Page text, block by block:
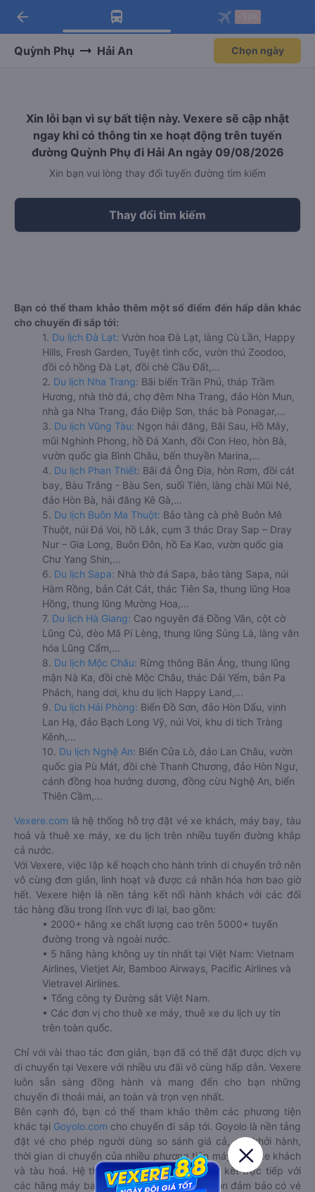
Tải app Vexere ngay!
Nhận ưu đãi thành viên độc
Mở app
Tải app Vexere
-30k/ghế khi đặt vé máy bay qua
Mở app
arrow_back
Quỳnh Phụ Hải An Chọn ngày
Xin lỗi bạn vì sự bất tiện này. Vexere sẽ cập nhật
ngay khi có thông tin xe hoạt động trên tuyến
đường Quỳnh Phụ đi Hải An ngày 09/08/2026
Xin bạn vui lòng thay đổi tuyến đường tìm kiếm
Thay đổi tìm kiếm
Bạn có thể tham khảo thêm một số điểm đến hấp dẫn khác
cho chuyến đi sắp tới:
1. Du lịch Đà Lạt: Vườn hoa Đà Lạt, làng Cù Lần, Happy
Hills, Fresh Garden, Tuyệt tình cốc, vườn thú Zoodoo,
đồi cỏ hồng Đà Lạt, đồi chè Cầu Đất,...
2. Du lịch Nha Trang: Bãi biển Trần Phú, tháp Trầm
Hương, nhà thờ đá, chợ đêm Nha Trang, đảo Hòn Mun,
nhà ga Nha Trang, đảo Điệp Sơn, thác bà Ponagar,...
3. Du lịch Vũng Tàu: Ngọn hải đăng, Bãi Sau, Hồ Mây,
mũi Nghinh Phong, hồ Đá Xanh, đồi Con Heo, hòn Bà,
vườn quốc gia Bình Châu, bến thuyền Marina,...
4. Du lịch Phan Thiết: Bãi đá Ông Địa, hòn Rơm, đồi cát
bay, Bàu Trắng - Bàu Sen, suối Tiên, làng chài Mũi Né,
đảo Hòn Bà, hải đăng Kê Gà,...
5. Du lịch Buôn Ma Thuột: Bảo tàng cà phê Buôn Mê
Thuột, núi Đá Voi, hồ Lắk, cụm 3 thác Dray Sap – Dray
Nur – Gia Long, Buôn Đôn, hồ Ea Kao, vườn quốc gia
Chư Yang Shin,...
6. Du lịch Sapa: Nhà thờ đá Sapa, bảo tàng Sapa, núi
Hàm Rồng, bản Cát Cát, thác Tiên Sa, thung lũng Hoa
Hồng, thung lũng Mường Hoa,...
7. Du lịch Hà Giang: Cao nguyên đá Đồng Văn, cột cờ
Lũng Cú, đèo Mã Pí Lèng, thung lũng Sủng Là, làng văn
hóa Lũng Cẩm,...
8. Du lịch Mộc Châu: Rừng thông Bản Áng, thung lũng
mận Nà Ka, đồi chè Mộc Châu, thác Dải Yếm, bản Pa
Phách, hang dơi, khu du lịch Happy Land,...
9. Du lịch Hải Phòng: Biển Đồ Sơn, đảo Hòn Dấu, vịnh
Lan Hạ, đảo Bạch Long Vỹ, núi Voi, khu di tích Tràng
Kênh,...
10. Du lịch Nghệ An: Biển Cửa Lò, đảo Lan Châu, vườn
quốc gia Pù Mát, đồi chè Thanh Chương, đảo Hòn Ngư,
cánh đồng hoa hướng dương, đồng cừu Nghệ An, biển
Thiên Cầm,...
Vexere.com là hệ thống hỗ trợ đặt vé xe khách, máy bay, tàu
hoả và thuê xe máy, xe du lịch trên nhiều tuyến đường khắp
cả nước.
Với Vexere, việc lập kế hoạch cho hành trình di chuyển trở nên
vô cùng đơn giản, linh hoạt và được cá nhân hóa hơn bao giờ
hết. Vexere hiện là nền tảng kết nối hành khách với các đối
tác hàng đầu trong lĩnh vực đi lại, bao gồm:
• 2000+ hãng xe chất lượng cao trên 5000+ tuyến
đường trong và ngoài nước.
• 5 hãng hàng không uy tín nhất tại Việt Nam: Vietnam
Airlines, Vietjet Air, Bamboo Airways, Pacific Airlines và
Vietravel Airlines.
• Tổng công ty Đường sắt Việt Nam.
• Các đơn vị cho thuê xe máy, thuê xe du lịch uy tín
trên toàn quốc.
Chỉ với vài thao tác đơn giản, bạn đã có thể đặt được dịch vụ
di chuyển tại Vexere với nhiều ưu đãi vô cùng hấp dẫn. Vexere
luôn sẵn sàng đồng hành và mang đến cho bạn những
chuyến đi thoải mái, an toàn và trọn vẹn nhất.
Bên cạnh đó, bạn có thể tham khảo thêm các phương tiện
khác tại Goyolo.com cho chuyến đi sắp tới. Goyolo là nền tảng
đặt vé cho phép người dùng so sánh giá cả, giờ khởi hành,
thời gian di chuyển của nhiều phương tiện máy bay, xe khách
và tàu hoả. Hệ thống của Goyolo được liên kết trực tiếp với
các hãng máy bay, xe khách và tàu hoả, luôn đảm bảo có vé